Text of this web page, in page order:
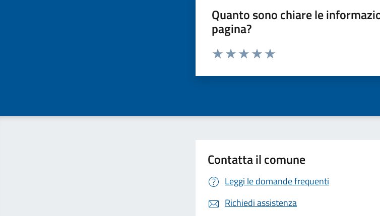
Quanto sono chiare le
pagina?
Valuta da 1 a 5 stelle la pagina
Contatta il comune
Leggi le domande frequenti
Richiedi assistenza